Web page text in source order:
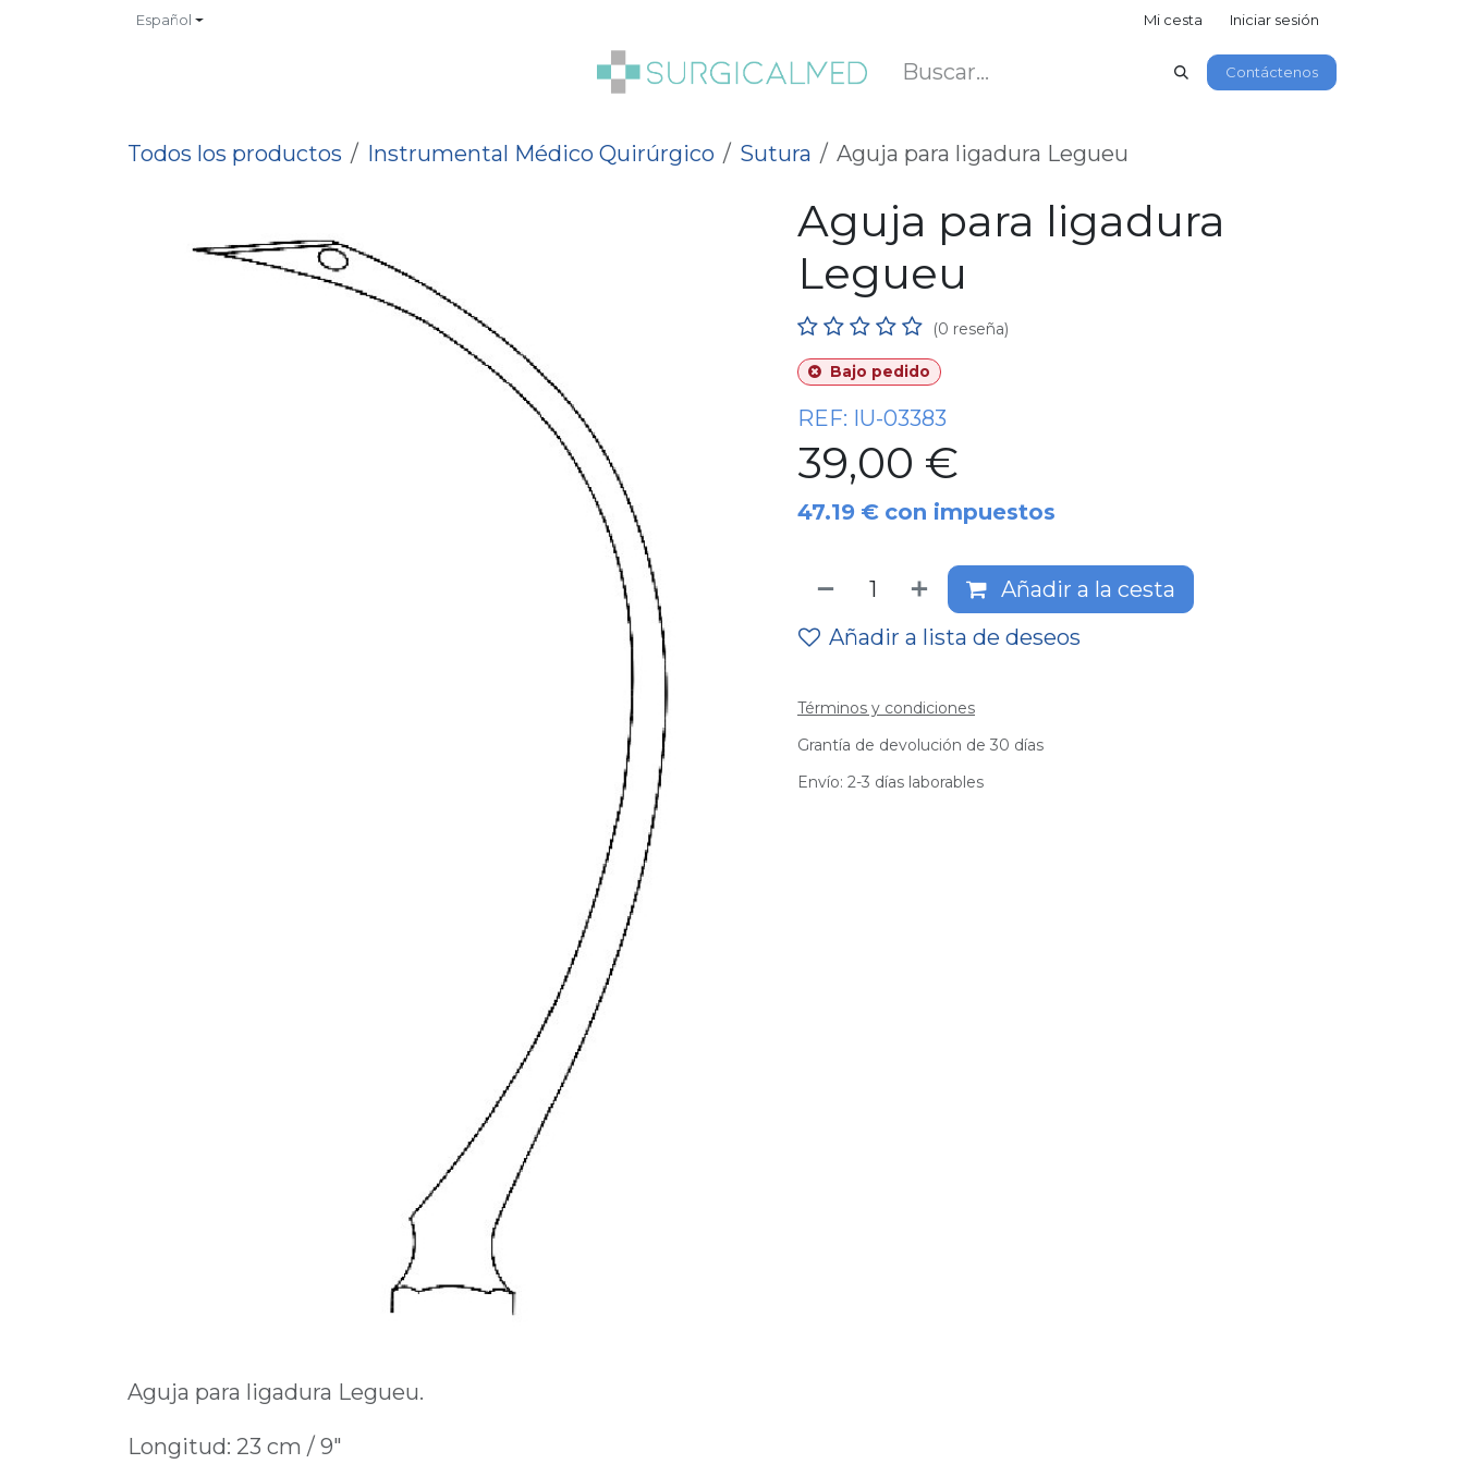
Ir al contenidoEspañol Mi cesta Iniciar sesión
Contáctenos
Todos los productos Instrumental Médico Quirúrgico Sutura Aguja para ligadura Legueu
Aguja para ligadura Legueu.
Longitud: 23 cm / 9"
Aguja para ligadura
Legueu
(0 reseña)
Bajo pedido
REF: IU-03383
39,00 €
47.19 € con impuestos
Añadir a la cesta
Añadir a lista de deseos
Términos y condiciones
Grantía de devolución de 30 días
Envío: 2-3 días laborables